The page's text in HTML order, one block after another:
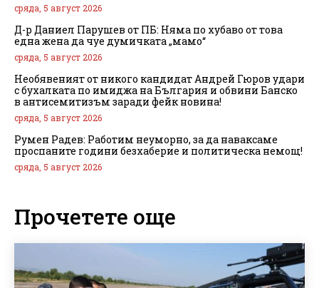
сряда, 5 август 2026
Д-р Даниел Парушев от ПБ: Няма по хубаво от това
една жена да чуе думичката „мамо“
сряда, 5 август 2026
Необявеният от никого кандидат Андрей Гюров удари
с бухалката по имиджа на България и обвини Банско
в антисемитизъм заради фейк новина!
сряда, 5 август 2026
Румен Радев: Работим неуморно, за да наваксаме
проспаните години безхаберие и политическа немощ!
сряда, 5 август 2026
Прочетете още